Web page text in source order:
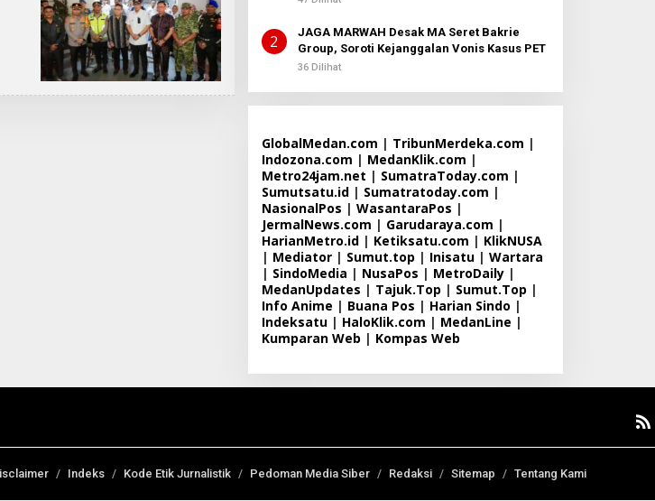
2
JAGA MARWAH Desak MA Seret Bakrie
Group, Soroti Kejanggalan Vonis Kasus PET
36 Dilihat
GlobalMedan.com | TribunMerdeka.com |
Indozona.com | MedanKlik.com |
Metro24jam.net | SumatraToday.com |
Sumutsatu.id| Sumatratoday.com |
NasionalPos | WasantaraPos |
JermalNews.com | Garudaraya.com |
HarianMetro.id| Ketiksatu.com | KlikNUSA
| Mediator| Sumut.top | Inisatu| Wartara
| SindoMedia | NusaPos | MetroDaily|
MedanUpdates | Tajuk.Top | Sumut.Top |
Info Anime | Buana Pos | Harian Sindo |
Indeksatu| HaloKlik.com | MedanLine |
Kumparan Web | Kompas Web
Indeks Kode Etik Jurnalistik Pedoman Media Siber Redaksi Sitemap Tentang Kami